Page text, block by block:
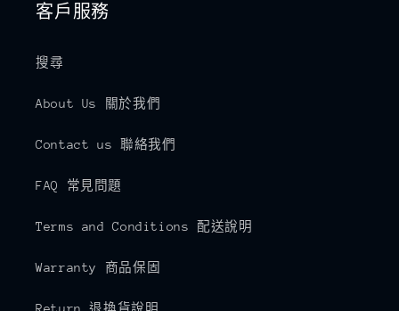
客戶服務
搜尋
About Us 關於我們
Contact us 聯絡我們
FAQ 常見問題
Terms and Conditions 配送說明
Warranty 商品保固